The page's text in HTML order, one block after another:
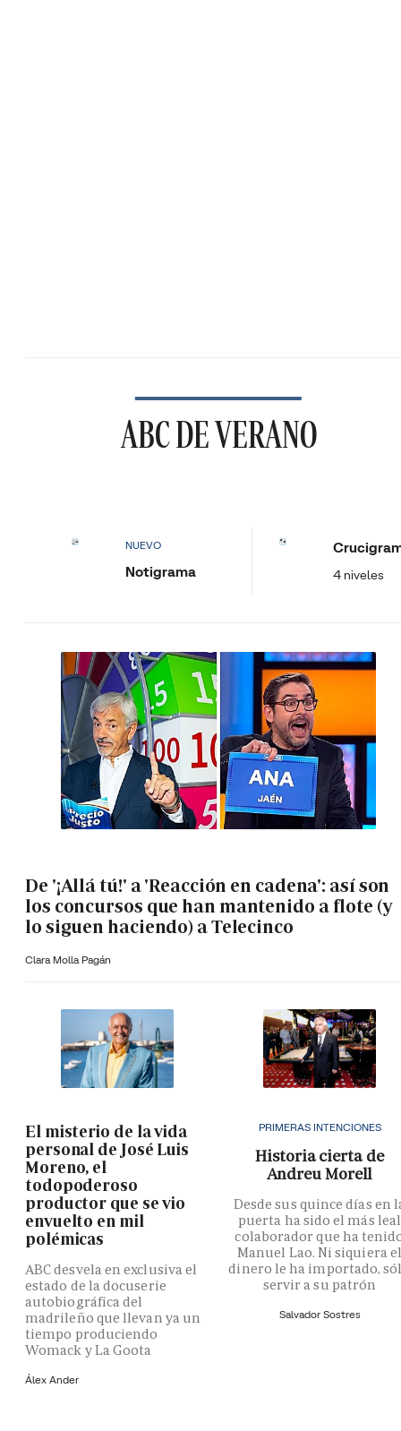
ABC DE VERANO
NUEVO
Notigrama 4 niveles
De '¡Allá tú!' a 'Reacción en cadena': así son
los concursos que han mantenido a flote (y
lo siguen haciendo) a Telecinco
Clara Molla Pagán
El misterio de la vida
personal de José Luis
Moreno, el
todopoderoso
productor que se vio
envuelto en mil
polémicas
ABC desvela en exclusiva el
estado de la docuserie
autobiográfica del
madrileño que llevan ya un
tiempo produciendo
Womack y La Goota
Álex Ander
PRIMERAS INTENCIONES
Historia cierta de
Andreu Morell
Desde sus quince días en
puerta ha sido el más leal
colaborador que ha
Manuel Lao. Ni siquiera
dinero le ha importado,
servir a su patrón
Salvador Sostres